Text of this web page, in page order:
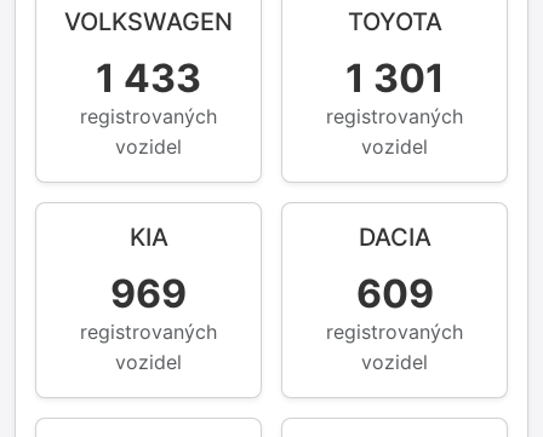
VOLKSWAGEN
1 433
registrovaných
vozidel
TOYOTA
1 301
registrovaných
vozidel
KIA
969
registrovaných
vozidel
DACIA
609
registrovaných
vozidel